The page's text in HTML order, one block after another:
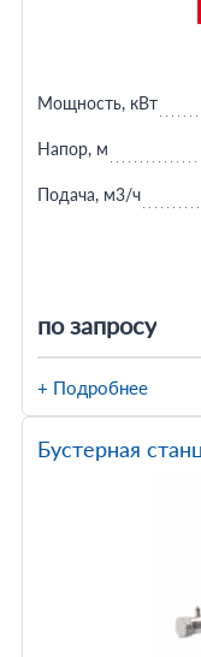
по запросу
Мощность, кВт
Напор, м
Подача, м3/ч
+ Подробнее
Бустерная